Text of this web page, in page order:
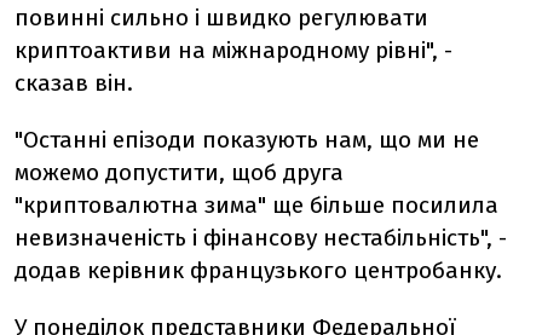
повинні сильно і швидко регулювати
криптоактиви на міжнародному рівні", -
сказав він.
"Останні епізоди показують нам, що ми не
можемо допустити, щоб друга
"криптовалютна зима" ще більше посилила
невизначеність і фінансову нестабільність", -
додав керівник французького центробанку.
У понеділок представники Федеральної